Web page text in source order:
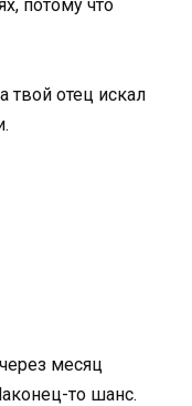
потому что
твой отец искал
месяц
то шанс.